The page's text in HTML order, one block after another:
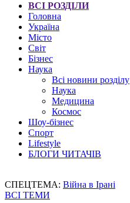
ВСІ РОЗДІЛИ
Головна
Україна
Місто
Світ
Бізнес
Наука
Всі новини розділу
Наука
Медицина
Космос
Шоу-бізнес
Спорт
Lifestyle
БЛОГИ ЧИТАЧІВ
СПЕЦТЕМА: Війна в Ірані
ВСІ ТЕМИ